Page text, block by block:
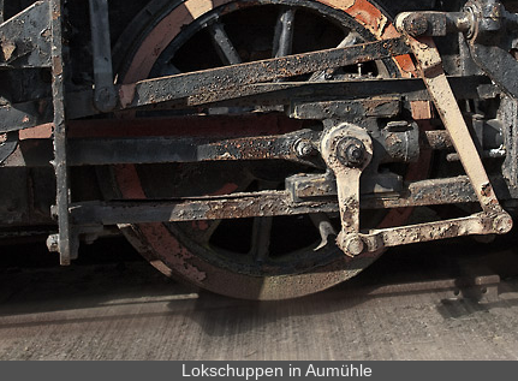
Lokschuppen in Aumühle